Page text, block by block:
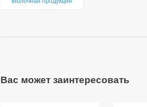
Вас может заинтересовать